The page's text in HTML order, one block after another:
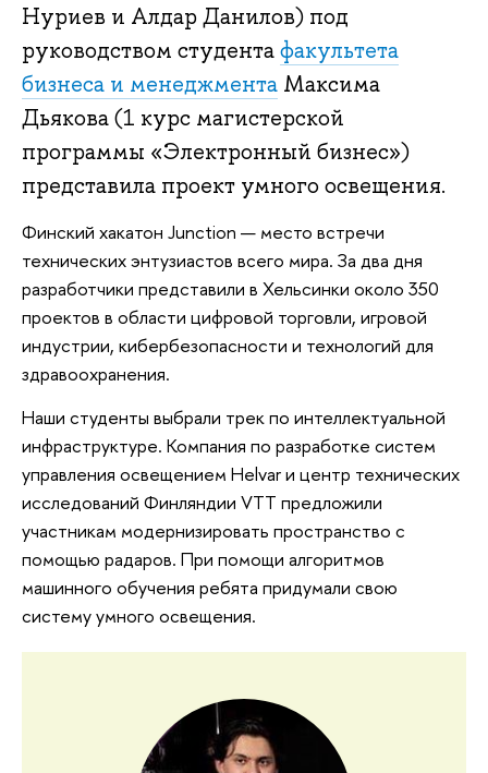
Нуриев и Алдар Данилов) под
руководством студентафакультета
бизнеса и менеджмента Максима
Дьякова (1 курс магистерской
программы «Электронный бизнес»)
представила проект умного освещения.
Финский хакатон Junction — место встречи
технических энтузиастов всего мира. За два дня
разработчики представили в Хельсинки около 350
проектов в области цифровой торговли, игровой
индустрии, кибербезопасности и технологий для
здравоохранения.
Наши студенты выбрали трек по интеллектуальной
инфраструктуре. Компания по разработке систем
управления освещением Helvar и центр технических
исследований Финляндии VTT предложили
участникам модернизировать пространство с
помощью радаров. При помощи алгоритмов
машинного обучения ребята придумали свою
систему умного освещения.